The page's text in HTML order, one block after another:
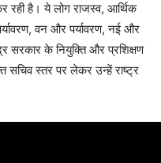
रही है। ये लोग राजस्व, आर्थिक
वन और पर्यावरण, नई और
सरकार के नियुक्ति और प्रशिक्षण
सचिव स्तर पर लेकर उन्हें राष्ट्र